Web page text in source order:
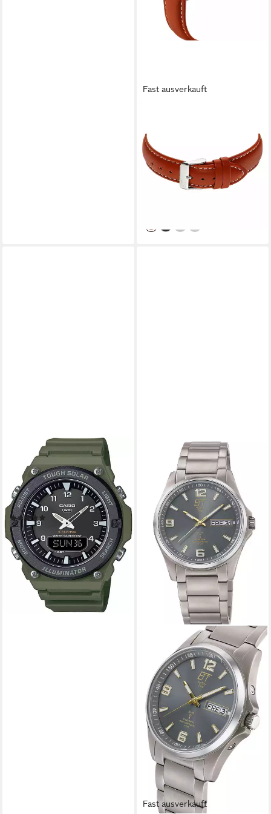
Fast ausverkauft
Armbanduhr, Damenuhr,
Herrenuhr, Lederarmband,
analog
ab 80,06 € UVP 89,95 €
CASIO TIMELESS COLLECTION
Solaruhr AQ-S820W-3BVEF,
Armbanduhr, Herrenuhr,
analog, digital, automatischer
Kalender
(11)
56,12 €
lieferbar - in 2-3 Werktagen bei dir
Fast ausverkauft